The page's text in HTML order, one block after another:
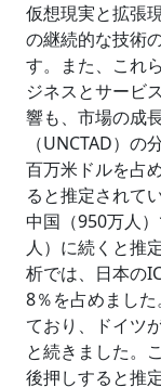
仮想現実と拡張
の継続的な技術
す。また、これ
ジネスとサービ
響も、市場の成
（UNCTAD）
百万米ドルを占
ると推定されて
中国（950万人
人）に続くと推
析では、日本の
8％を占めまし
ており、ドイツ
と続きました。
後押しすると推